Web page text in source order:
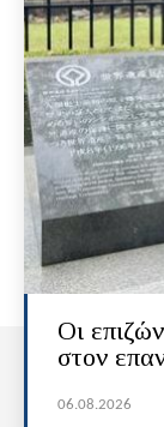
Οι
στον
06.08.2026